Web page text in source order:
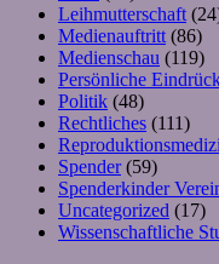
Leihmutterschaft
Medienauftritt (86)
Medienschau (119)
Persönliche
Politik (48)
Rechtliches (111)
Spender(59)
Spenderkinder
Uncategorized (17)
Wissenschaftliche